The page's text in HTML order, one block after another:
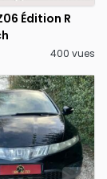
Édition R
400 vues